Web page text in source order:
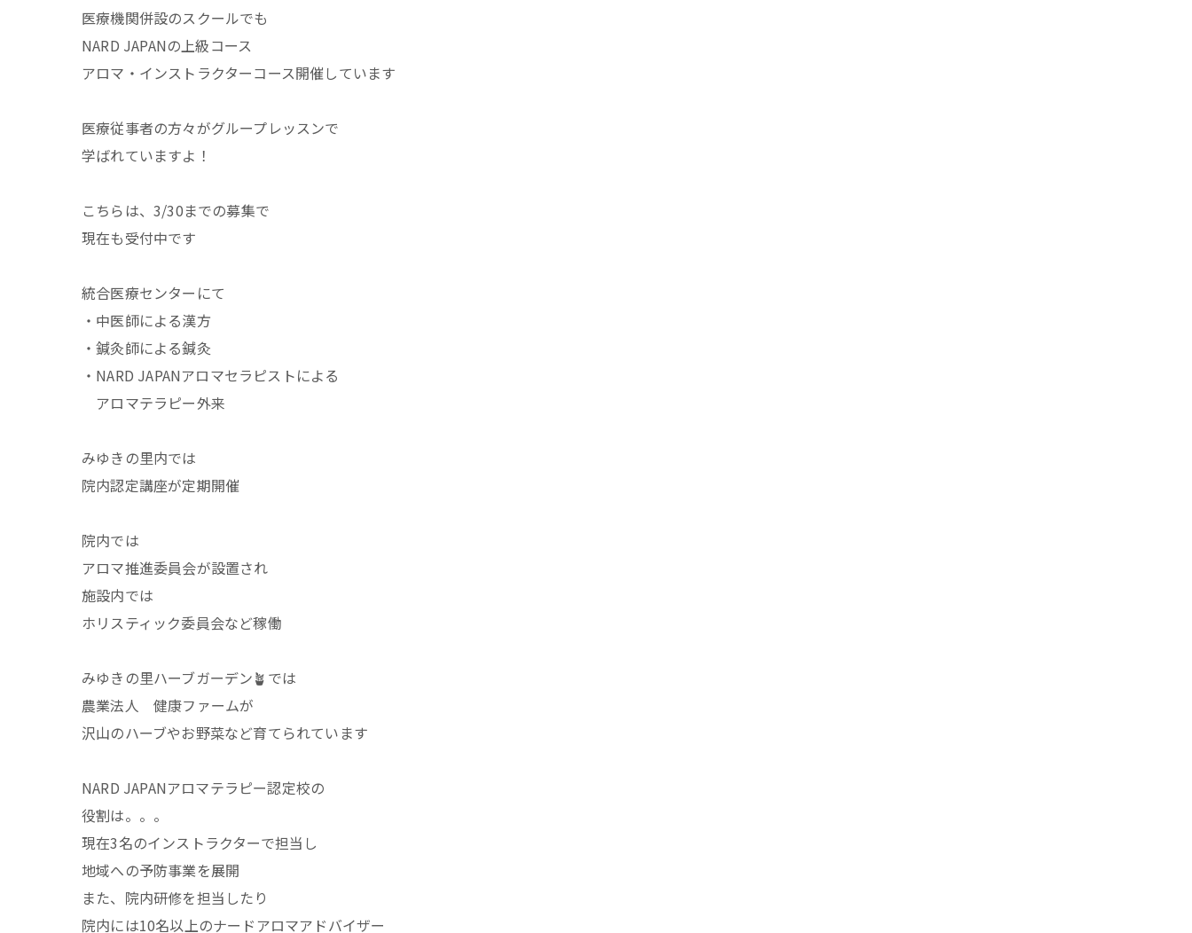
医療機関併設のスクールでも
NARD JAPANの上級コース
アロマ・インストラクターコース開催しています
医療従事者の方々がグループレッスンで
学ばれていますよ！
こちらは、3/30までの募集で
現在も受付中です
統合医療センターにて
・中医師による漢方
・鍼灸師による鍼灸
・NARD JAPANアロマセラピストによる
アロマテラピー外来
みゆきの里内では
院内認定講座が定期開催
院内では
アロマ推進委員会が設置され
施設内では
ホリスティック委員会など稼働
みゆきの里ハーブガーデン🪴では
農業法人 健康ファームが
沢山のハーブやお野菜など育てられています
NARD JAPANアロマテラピー認定校の
役割は。。。
現在3名のインストラクターで担当し
地域への予防事業を展開
また、院内研修を担当したり
院内には10名以上のナードアロマアドバイザー